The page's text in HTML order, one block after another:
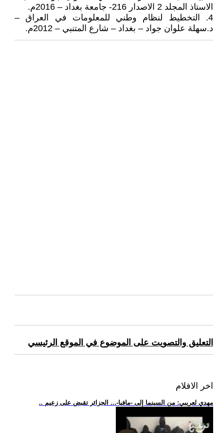
الاستاذ المجلد 2 الاصدار 216- جامعة بغداد – 2016م.
4. التخطيط لنظام وطني للمعلومات في العراق –
د.سهلة علوان جواد – بغداد – شارع المتنبي – 2012م.
التعليق والتصويت على الموضوع في الموقع الرئيسي
اخر الافلام
.. مهدي لعريبي: من السينما إلى -مافيا-... الجزائر تقبض على زعيم